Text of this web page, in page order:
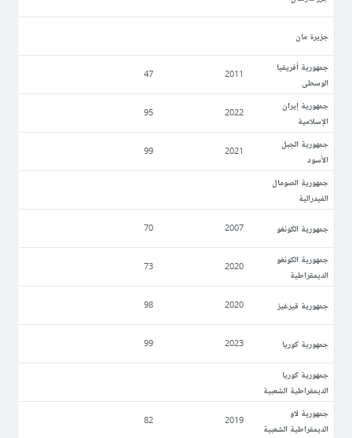
جزيرة مان
جمهورية أفريقيا
الوسطى
2011
47
جمهورية إيران
الإسلامية
2022
95
جمهورية الجبل
الأسود
2021
99
جمهورية الصومال
الفيدرالية
جمهورية الكونغو 2007
70
جمهورية الكونغو
الديمقراطية
2020
73
جمهورية قيرغيز 2020
98
جمهورية كوريا 2023
99
جمهورية كوريا
الديمقراطية الشعبية
جمهورية لاو
الديمقراطية الشعبية
2019
82